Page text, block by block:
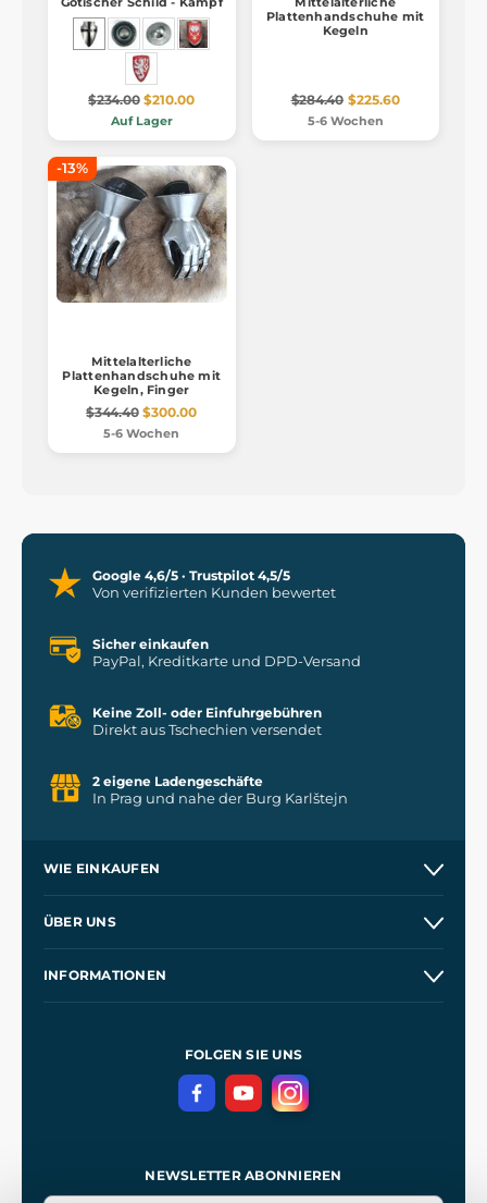
$234.00 $210.00
Auf Lager
Plattenhandschuhe mit
Kegeln
$284.40 $225.60
5-6 Wochen
-13%
Mittelalterliche
Plattenhandschuhe mit
Kegeln, Finger
$344.40 $300.00
5-6 Wochen
Google 4,6/5 · Trustpilot 4,5/5
Von verifizierten Kunden bewertet
Sicher einkaufen
PayPal, Kreditkarte und DPD-Versand
Keine Zoll- oder Einfuhrgebühren
Direkt aus Tschechien versendet
2 eigene Ladengeschäfte
In Prag und nahe der Burg Karlštejn
WIE EINKAUFEN
Kontakt
ÜBER UNS
INFORMATIONEN
DatenschutzerklärungFOLGEN SIE UNS
NEWSLETTER ABONNIEREN